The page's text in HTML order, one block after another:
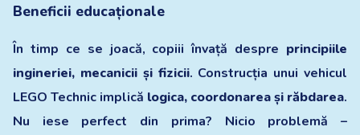
Beneficii educaționale
În timp ce se joacă, copiii învață despre principiile
ingineriei, mecanicii și fizicii. Construcția unui vehicul
LEGO Technic implică logica, coordonarea și răbdarea.
Nu iese perfect din prima? Nicio problemă –